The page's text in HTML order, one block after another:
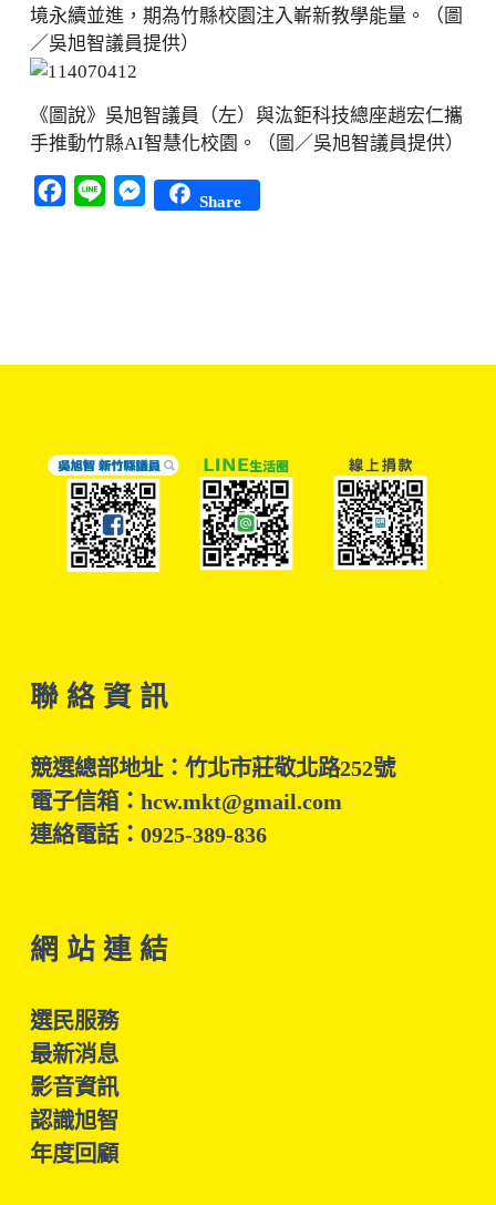
境永續並進，期為竹縣校園注入嶄新教學能量。（圖
／吳旭智議員提供）
《圖說》吳旭智議員（左）與汯鉅科技總座趙宏仁攜
手推動竹縣AI智慧化校園。（圖／吳旭智議員提供）
Facebook
Line Messenger
Share
聯 絡 資 訊
競選總部地址：竹北市莊敬北路252號
電子信箱：hcw.mkt@gmail.com
連絡電話：0925-389-836
網 站 連 結
選民服務
最新消息
影音資訊
認識旭智
年度回顧